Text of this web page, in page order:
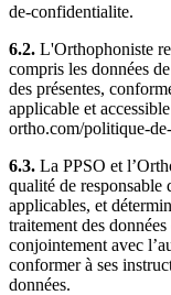
de-confidentialite.
6.2. L'Orthophoniste
compris les données
des présentes,
applicable et
ortho.com/politique-
6.3. La PPSO et
qualité de responsable
applicables, et
traitement des
conjointement avec
conformer à ses
données.